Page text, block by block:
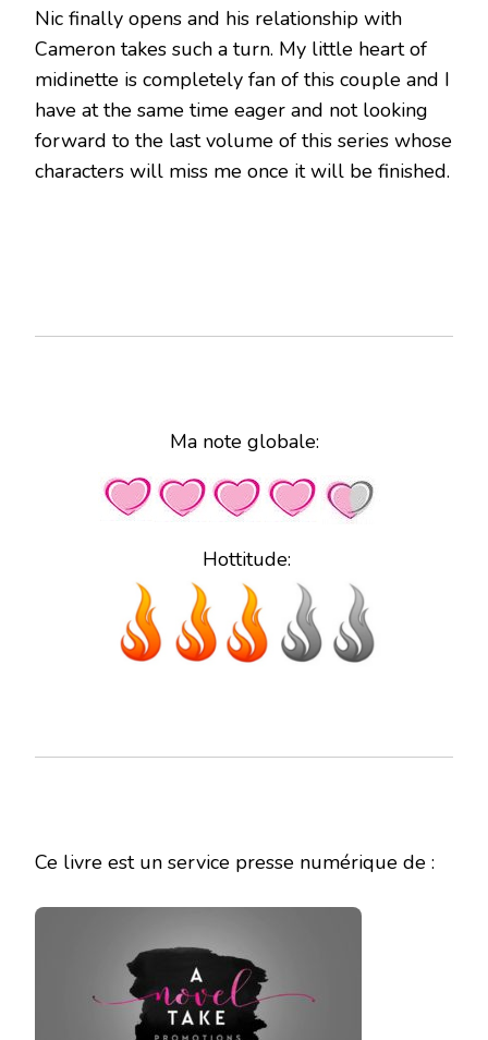
Nic finally opens and his relationship with
Cameron takes such a turn. My little heart of
midinette is completely fan of this couple and I
have at the same time eager and not looking
forward to the last volume of this series whose
characters will miss me once it will be finished.
Ma note globale:
Hottitude:
Ce livre est un service presse numérique de :